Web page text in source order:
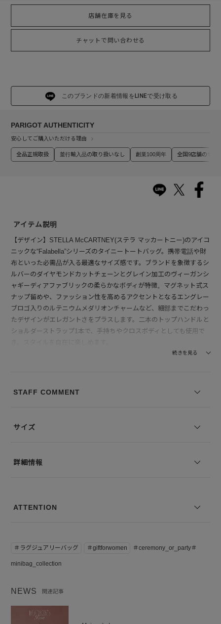
店舗在庫を見る
チャットで問い合わせる
このブランドの新着情報をLINEで受け取る
PARIGOT AUTHENTICITY
安心してご購入いただける理由
全品正規取扱 並行輸入品の取り扱いなし 創業100周年 全国9店舗のセレ
アイテム説明
【デザイン】STELLA McCARTNEY(ステラ マッカートニー)のアイコ
ニックな“Falabella”シリーズのタイニートートバッグ。携帯電話や財
布といった必需品が入る最適なサイズ感です。ブランドを象徴するシ
ルバーのダイヤモンドカットチェーンとグレイン加工のヴィーガンシ
ャギーディアファブリックの柔らかなボディが特徴。マグネット式ス
ナップ留めや、ファッション性を高めるアクセントとなるエングレー
ブロゴ入りのルテニウムメダリオンチャームなど、細部までこだわっ
たデザインがエレガントさをプラスします。二本のトップハンドルと
ショルダーストラップ1本で、手持ちやクロスボディとしても使用で
に楽しめます。
続きを見る
STAFF COMMENT
サイズ
詳細情報
ATTENTION
＃ラグジュアリーバッグ ＃giftforwomen ＃ceremony_or_party＃
minibag_collection
NEWS 関連記事